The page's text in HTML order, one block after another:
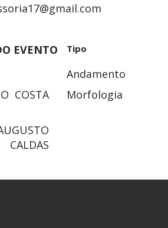
EVENTO
Tipo
Andamento
COSTA
Morfologia